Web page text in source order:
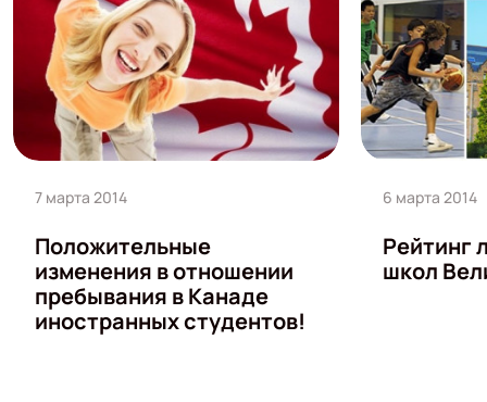
7 марта 2014
Положительные
изменения в отношении
пребывания в Канаде
иностранных студентов!
6 марта 2014
Рейтинг
школ